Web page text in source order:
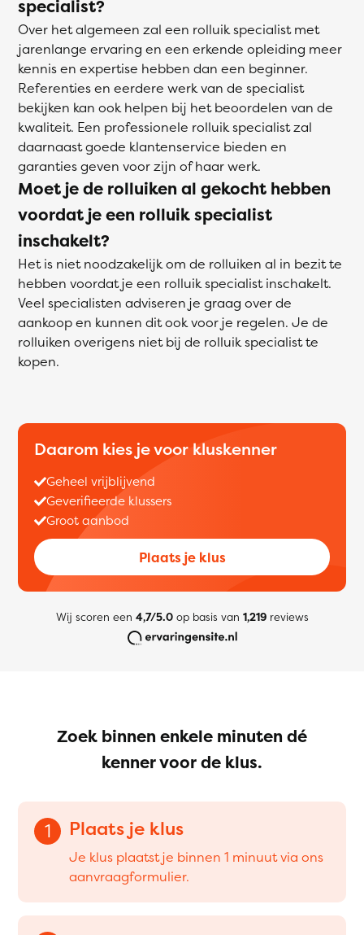
specialist?
Over het algemeen zal een rolluik specialist met
jarenlange ervaring en een erkende opleiding meer
kennis en expertise hebben dan een beginner.
Referenties en eerdere werk van de specialist
bekijken kan ook helpen bij het beoordelen van de
kwaliteit. Een professionele rolluik specialist zal
daarnaast goede klantenservice bieden en
garanties geven voor zijn of haar werk.
Moet je de rolluiken al gekocht hebben
voordat je een rolluik specialist
inschakelt?
Het is niet noodzakelijk om de rolluiken al in bezit te
hebben voordat je een rolluik specialist inschakelt.
Veel specialisten adviseren je graag over de
aankoop en kunnen dit ook voor je regelen. Je de
rolluiken overigens niet bij de rolluik specialist te
kopen.
Daarom kies je voor kluskenner
Geheel vrijblijvend
Geverifieerde klussers
Groot aanbod
Plaats je klus
Wij scoren een 4,7/5.0op basis van 1,219reviews
Zoek binnen enkele minuten dé
kenner voor de klus.
1 Plaats je klus
Je klus plaatst je binnen 1 minuut via ons
aanvraagformulier.